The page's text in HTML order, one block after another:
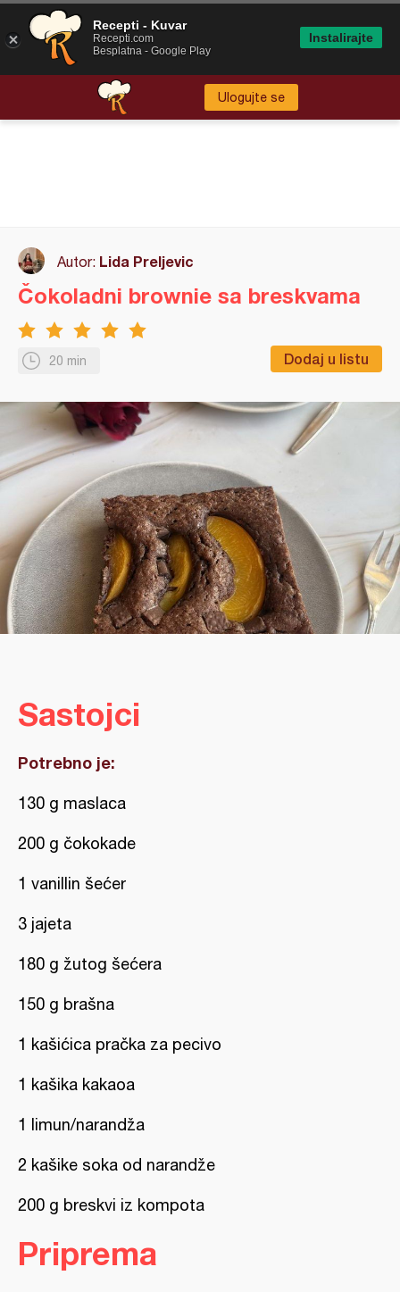
Ulogujte se
Autor: Lida Preljevic
20 min Dodaj u listu
Čokoladni brownie sa breskvama
Sastojci
Potrebno je:
130 g maslaca
200 g čokokade
1 vanillin šećer
3 jajeta
180 g žutog šećera
150 g brašna
1 kašićica pračka za pecivo
1 kašika kakaoa
1 limun/narandža
2 kašike soka od narandže
200 g breskvi iz kompota
Priprema
Recepti - Kuvar
Recepti.com
Besplatna - Google Play
Instalirajte